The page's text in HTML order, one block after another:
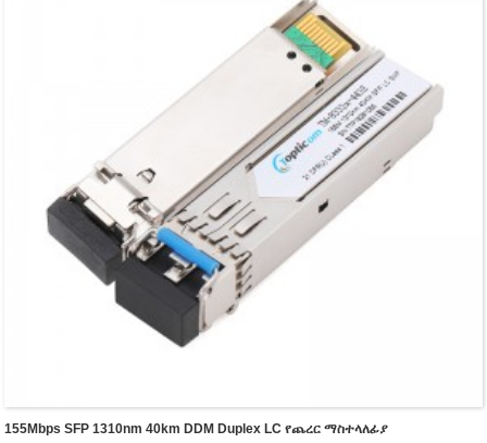
155Mbps SFP 1310nm 40km DDM Duplex LC የጨረር ማስተላለፊያ